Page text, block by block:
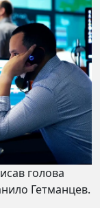
голова
Гетманцев.